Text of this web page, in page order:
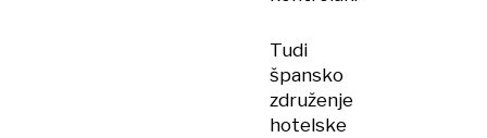
Tudi
špansko
združenje
hotelske